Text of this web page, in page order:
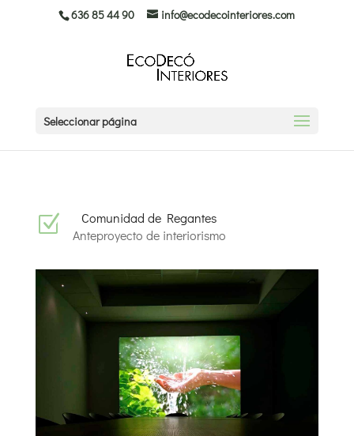
636 85 44 90 info@ecodecointeriores.com
Seleccionar página
Z
Comunidad de Regantes
Anteproyecto de interiorismo